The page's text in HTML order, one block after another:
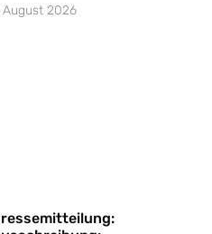
August 2026